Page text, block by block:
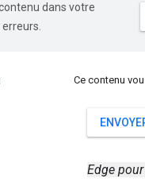
dans votre
Ce contenu
Edge